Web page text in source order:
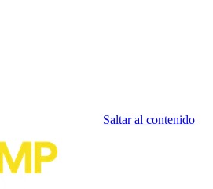
Saltar al contenido